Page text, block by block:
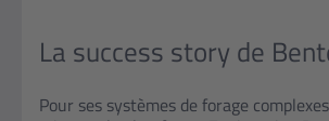
La success story de
Pour ses systèmes de forage